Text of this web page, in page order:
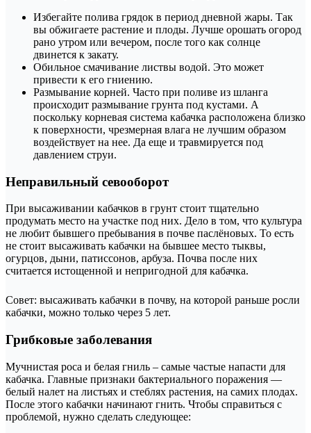
Избегайте полива грядок в период дневной жары. Так
вы обжигаете растение и плоды. Лучше орошать огород
рано утром или вечером, после того как солнце
двинется к закату.
Обильное смачивание листвы водой. Это может
привести к его гниению.
Размывание корней. Часто при поливе из шланга
происходит размывание грунта под кустами. А
поскольку корневая система кабачка расположена близко
к поверхности, чрезмерная влага не лучшим образом
воздействует на нее. Да еще и травмируется под
давлением струи.
Неправильный севооборот
При высаживании кабачков в грунт стоит тщательно
продумать место на участке под них. Дело в том, что культура
не любит бывшего пребывания в почве паслёновых. То есть
не стоит высаживать кабачки на бывшее место тыквы,
огурцов, дыни, патиссонов, арбуза. Почва после них
считается истощенной и непригодной для кабачка.
Совет: высаживать кабачки в почву, на которой раньше росли
кабачки, можно только через 5 лет.
Грибковые заболевания
Мучнистая роса и белая гниль – самые частые напасти для
кабачка. Главные признаки бактериального поражения —
белый налет на листьях и стеблях растения, на самих плодах.
После этого кабачки начинают гнить. Чтобы справиться с
проблемой, нужно сделать следующее: